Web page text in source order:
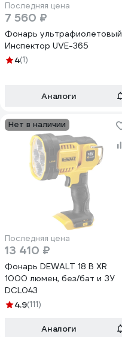
Последняя цена
7 560 ₽
Фонарь ультрафиолетовый
Инспектор UVE-365
4(1)
Аналоги
Нет в наличии
Последняя цена
13 410 ₽
Фонарь DEWALT 18 В XR
1000 люмен, без/бат и ЗУ
DCL043
4.9(111)
Аналоги